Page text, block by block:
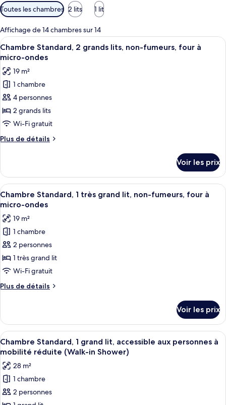
Filtres
disponibles
pour
les
chambres
Toutes les chambres 2 lits 1 lit
Affichage de 14 chambres sur 14
Afficher
toutes
les
photos
pour
ce
type
de
chambre :
Chambre
2
grands
lits,
non-
fumeurs,
four
à
micro-
ondes
Une chambre d’hôtel avec deux lits,
5
Chambre Standard, 2 grands lits, non-fumeurs, four à
micro-ondes
19 m²
1 chambre
4 personnes
2 grands lits
Wi-Fi gratuit
Plus de détails
Plus
le
type
de
chambre
Standard,
2
grands
lits,
non-
four
à
micro-
Voir les prix
Afficher
toutes
les
photos
pour
ce
type
de
chambre :
Chambre
1
très
grand
lit,
non-
fumeurs,
four
à
Une chambre d’hôtel avec un
15
Chambre Standard, 1 très grand lit, non-fumeurs, four à
micro-ondes
19 m²
1 chambre
2 personnes
1 très grand lit
Wi-Fi gratuit
Plus de détails
Plus
le
type
de
chambre
Standard,
très
grand
Voir les prix
Afficher
toutes
les
photos
pour
ce
Une chambre d’hôtel avec un grand
6
Chambre Standard, 1 grand lit, accessible aux personnes à
mobilité réduite (Walk-in Shower)
28 m²
1 chambre
2 personnes